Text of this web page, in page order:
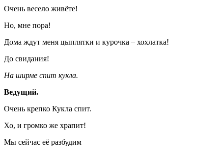
Очень весело живёте!
Но, мне пора!
Дома ждут меня цыплятки и курочка – хохлатка!
До свидания!
На ширме спит кукла.
Ведущий.
Очень крепко Кукла спит.
Хо, и громко же храпит!
Мы сейчас её разбудим